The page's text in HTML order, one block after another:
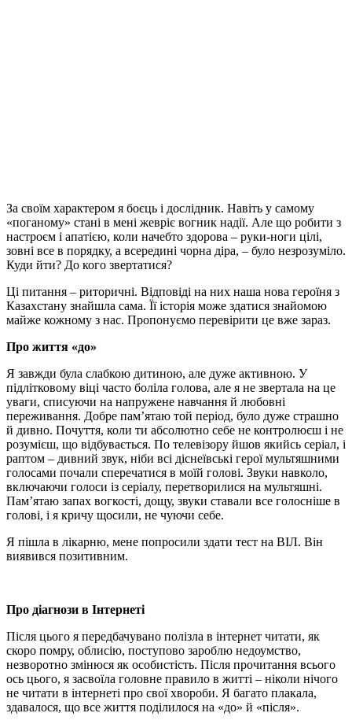
За своїм характером я боєць і дослідник. Навіть у самому
«поганому» стані в мені жевріє вогник надії. Але що робити з
настроєм і апатією, коли начебто здорова – руки-ноги цілі,
зовні все в порядку, а всередині чорна діра, – було незрозуміло.
Куди йти? До кого звертатися?
Ці питання – риторичні. Відповіді на них наша нова героїня з
Казахстану знайшла сама. Її історія може здатися знайомою
майже кожному з нас. Пропонуємо перевірити це вже зараз.
Про життя «до»
Я завжди була слабкою дитиною, але дуже активною. У
підлітковому віці часто боліла голова, але я не звертала на це
уваги, списуючи на напружене навчання й любовні
переживання. Добре пам’ятаю той період, було дуже страшно
й дивно. Почуття, коли ти абсолютно себе не контролюєш і не
розумієш, що відбувається. По телевізору йшов якийсь серіал, і
раптом – дивний звук, ніби всі діснеївські герої мультяшними
голосами почали сперечатися в моїй голові. Звуки навколо,
включаючи голоси із серіалу, перетворилися на мультяшні.
Пам’ятаю запах вогкості, дощу, звуки ставали все голосніше в
голові, і я кричу щосили, не чуючи себе.
Я пішла в лікарню, мене попросили здати тест на ВІЛ. Він
виявився позитивним.
Про діагнози в Інтернеті
Після цього я передбачувано полізла в інтернет читати, як
скоро помру, облисію, поступово зароблю недоумство,
незворотно змінюся як особистість. Після прочитання всього
ось цього, я засвоїла головне правило в житті – ніколи нічого
не читати в інтернеті про свої хвороби. Я багато плакала,
здавалося, що все життя поділилося на «до» й «після».